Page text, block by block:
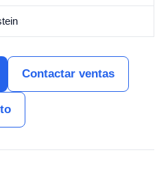
Contactar ventas